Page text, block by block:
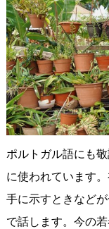
ポルトガル語にも
に使われています
手に示すときなど
で話します。今の